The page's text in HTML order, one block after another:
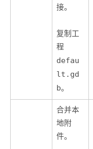
接。
复制工
程
defau
lt.gd
b。
合并本
地附
件。